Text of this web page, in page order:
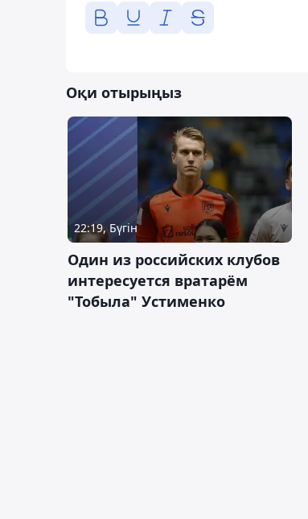
Оқи отырыңыз
22:19, Бүгін
Один из российских клубов
интересуется вратарём
"Тобыла" Устименко